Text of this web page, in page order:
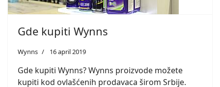
Gde kupiti Wynns
Wynns 16 april 2019
Gde kupiti Wynns? Wynns proizvode možete
kupiti kod ovlašćenih prodavaca širom Srbije.